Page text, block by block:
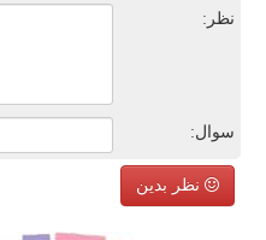
نظر:
سوال:
نظر بدین